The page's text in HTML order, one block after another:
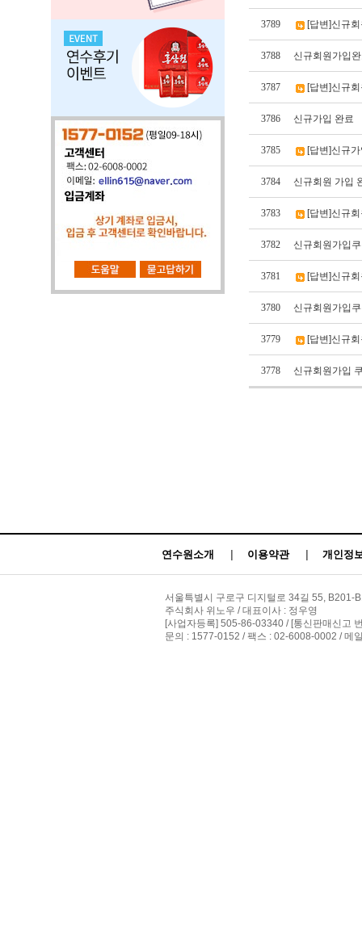
3789 [답변]신규
3788 신규회원가입
3787 [답변]신규
3786 신규가입 완료
3785 [답변]신규
3784 신규회원 가입
3783 [답변]신규
3782 신규회원가입
3781 [답변]신규
3780 신규회원가입
3779 [답변]신규
3778 신규회원가입
연수원소개 이용약관 개인정
서울특별시 구로구 디지털로 34길 55, B201-
주식회사 위노우 / 대표이사 : 정우영
[사업자등록] 505-86-03340 / [통신판매신고
문의 : 1577-0152 / 팩스 : 02-6008-0002 / 메